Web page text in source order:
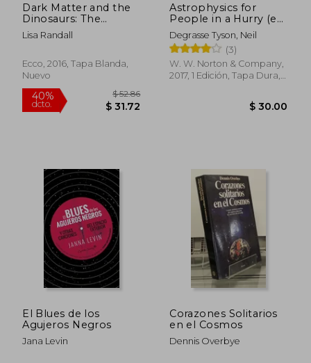
45%
dcto. $ 22.04
45%
dcto.
Dark Matter and the
Dinosaurs: The
Astounding
Interconnectedness
Inglés)
Lisa Randall
Ecco, 2016, Tapa Blanda,
Nuevo
Astrophysics for
People in a Hurry (en
Inglés)
Degrasse Tyson, Neil
(3)
W. W. Norton & Company,
2017, 1 Edición, Tapa Dura,
El Blues de los
Agujeros Negros
Jana Levin
Corazones Solitarios
en el Cosmos
Dennis Overbye